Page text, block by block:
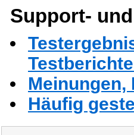
Support-
Häufig